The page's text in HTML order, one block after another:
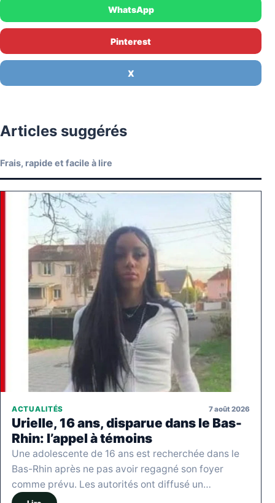
WhatsApp
Pinterest
X
Articles suggérés
Frais, rapide et facile à lire
ACTUALITÉS 7 août 2026
Urielle, 16 ans, disparue dans le Bas-
Rhin: l’appel à témoins
Une adolescente de 16 ans est recherchée dans le
Bas-Rhin après ne pas avoir regagné son foyer
comme prévu. Les autorités ont diffusé un…